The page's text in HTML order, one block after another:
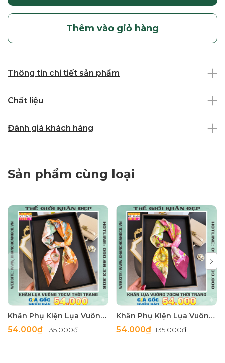
Thêm vào giỏ hàng
Thông tin chi tiết sản phẩm
Chất liệu
Đánh giá khách hàng
Sản phẩm cùng loại
Khăn Phụ Kiện Lụa Vuông 70cm - Thế Giới Khăn Đẹp C1062_4
54.000₫135.000₫
Khăn Phụ Kiện Lụa Vuông 70cm - Thế Giới Khăn Đẹp C1062_3
54.000₫135.000₫